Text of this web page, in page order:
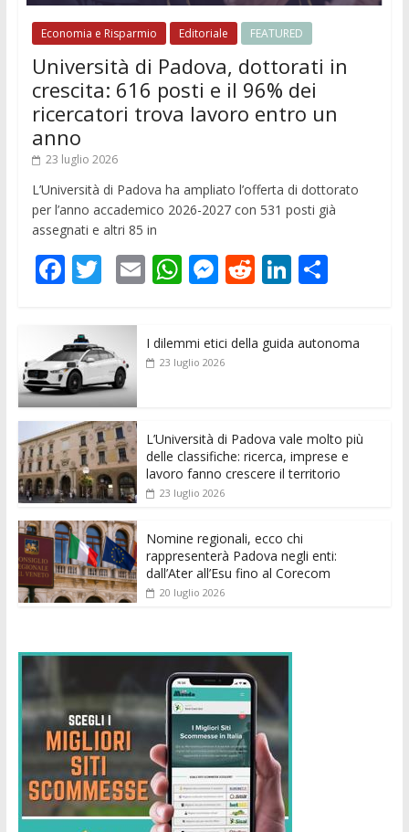
Economia e Risparmio Editoriale FEATURED
Università di Padova, dottorati in
crescita: 616 posti e il 96% dei
ricercatori trova lavoro entro un
anno
23 luglio 2026
L’Università di Padova ha ampliato l’offerta di dottorato
per l’anno accademico 2026-2027 con 531 posti già
assegnati e altri 85 in
F
e
b
o
o
k
T
itt
er
E
ai
l
W
s
p
M
ss
e
er
R
di
Li
e
C
di
I dilemmi etici della guida autonoma
23 luglio 2026
L’Università di Padova vale molto più
delle classifiche: ricerca, imprese e
lavoro fanno crescere il territorio
23 luglio 2026
Nomine regionali, ecco chi
rappresenterà Padova negli enti:
dall’Ater all’Esu fino al Corecom
20 luglio 2026